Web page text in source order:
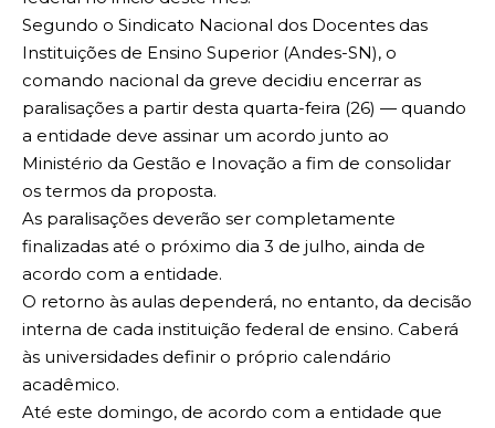
Segundo o Sindicato Nacional dos Docentes das
Instituições de Ensino Superior (Andes-SN), o
comando nacional da greve decidiu encerrar as
paralisações a partir desta quarta-feira (26) — quando
a entidade deve assinar um acordo junto ao
Ministério da Gestão e Inovação a fim de consolidar
os termos da proposta.
As paralisações deverão ser completamente
finalizadas até o próximo dia 3 de julho, ainda de
acordo com a entidade.
O retorno às aulas dependerá, no entanto, da decisão
interna de cada instituição federal de ensino. Caberá
às universidades definir o próprio calendário
acadêmico.
Até este domingo, de acordo com a entidade que